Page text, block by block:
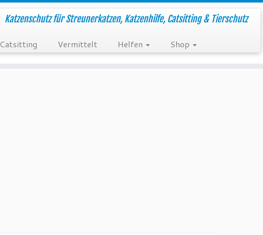
Katzenschutz für Streunerkatzen, Katzenhilfe, Catsitting & Tierschutz
Catsitting Vermittelt Helfen Shop